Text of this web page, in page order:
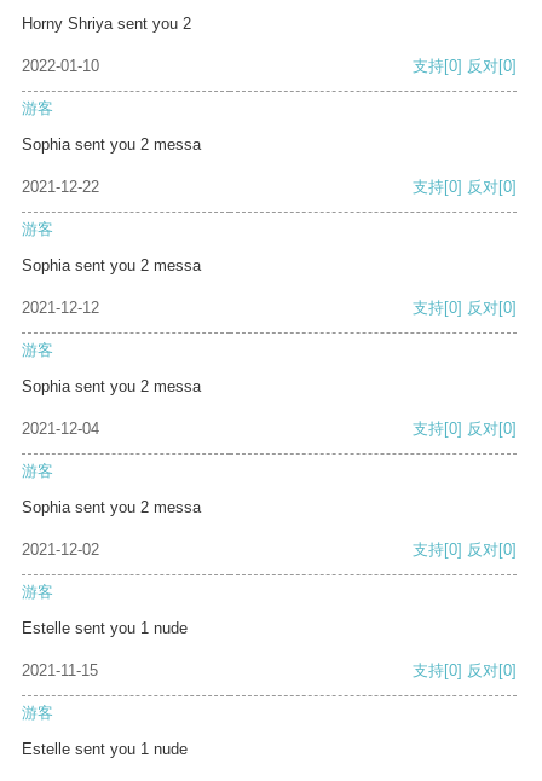
Horny Shriya sent you 2
2022-01-10 支持[0] 反对[0]
游客
Sophia sent you 2 messa
2021-12-22 支持[0] 反对[0]
游客
Sophia sent you 2 messa
2021-12-12 支持[0] 反对[0]
游客
Sophia sent you 2 messa
2021-12-04 支持[0] 反对[0]
游客
Sophia sent you 2 messa
2021-12-02 支持[0] 反对[0]
游客
Estelle sent you 1 nude
2021-11-15 支持[0] 反对[0]
游客
Estelle sent you 1 nude